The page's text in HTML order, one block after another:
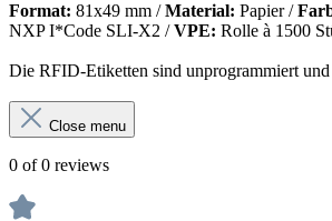
Format: 81x49 mm /Material: Papier /
NXP I*Code SLI-X2 /VPE: Rolle à 1500
Die RFID-Etiketten sind unprogrammiert
Close menu
0 of 0 reviews